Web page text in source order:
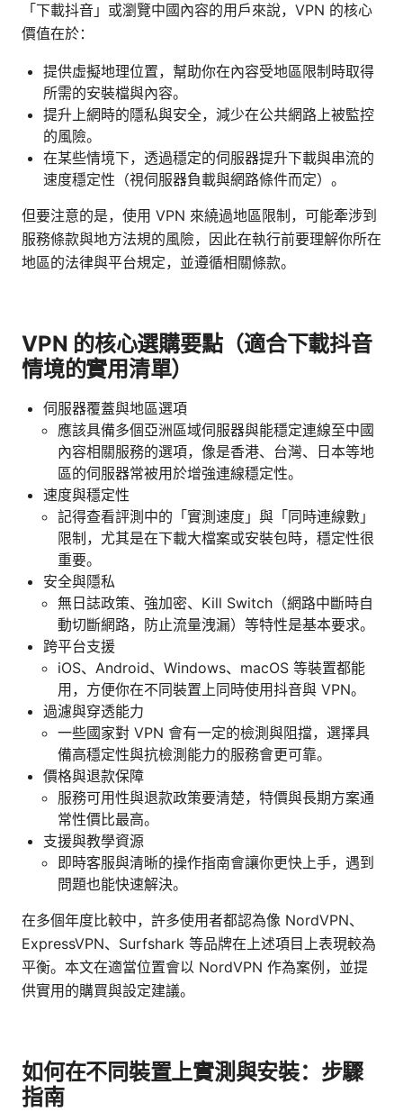
「下載抖音」或瀏覽中國內容的用戶來說，VPN 的核心
價值在於：
提供虛擬地理位置，幫助你在內容受地區限制時取得
所需的安裝檔與內容。
提升上網時的隱私與安全，減少在公共網路上被監控
的風險。
在某些情境下，透過穩定的伺服器提升下載與串流的
速度穩定性（視伺服器負載與網路條件而定）。
但要注意的是，使用 VPN 來繞過地區限制，可能牽涉到
服務條款與地方法規的風險，因此在執行前要理解你所在
地區的法律與平台規定，並遵循相關條款。
VPN 的核心選購要點（適合下載抖音
情境的實用清單）
伺服器覆蓋與地區選項
應該具備多個亞洲區域伺服器與能穩定連線至中國
內容相關服務的選項，像是香港、台灣、日本等地
區的伺服器常被用於增強連線穩定性。
速度與穩定性
記得查看評測中的「實測速度」與「同時連線數」
限制，尤其是在下載大檔案或安裝包時，穩定性很
重要。
安全與隱私
無日誌政策、強加密、Kill Switch（網路中斷時自
動切斷網路，防止流量洩漏）等特性是基本要求。
跨平台支援
iOS、Android、Windows、macOS 等裝置都能
用，方便你在不同裝置上同時使用抖音與 VPN。
過濾與穿透能力
一些國家對 VPN 會有一定的檢測與阻擋，選擇具
備高穩定性與抗檢測能力的服務會更可靠。
價格與退款保障
服務可用性與退款政策要清楚，特價與長期方案通
常性價比最高。
支援與教學資源
即時客服與清晰的操作指南會讓你更快上手，遇到
問題也能快速解決。
在多個年度比較中，許多使用者都認為像 NordVPN、
ExpressVPN、Surfshark 等品牌在上述項目上表現較為
平衡。本文在適當位置會以 NordVPN 作為案例，並提
供實用的購買與設定建議。
如何在不同裝置上實測與安裝：步驟
指南